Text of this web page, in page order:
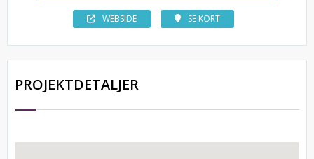
WEBSIDE SE KORT
PROJEKTDETALJER